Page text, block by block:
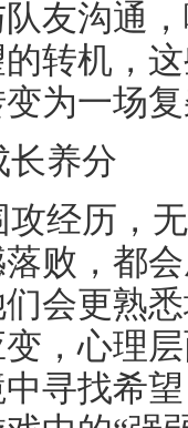
友沟通
转机，
为一场
长养分
经历，
败，都
会更熟
，心理
寻找希